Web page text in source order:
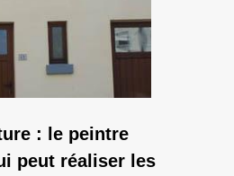
: le peintre
peut réaliser les